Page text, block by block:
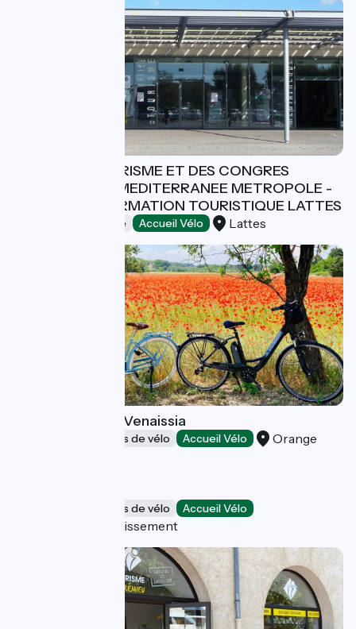
OFFICE DE TOURISME ET DES CONGRES
MONTPELLIER MEDITERRANEE METROPOLE -
BUREAU D'INFORMATION TOURISTIQUE LATTES
Offices de Tourisme Accueil Vélo Lattes
Orange Bike Via Venaissia
Loueurs/réparateurs de vélo Accueil Vélo Orange
Loueurs/réparateurs de vélo Accueil Vélo
Lyon 5e Arrondissement